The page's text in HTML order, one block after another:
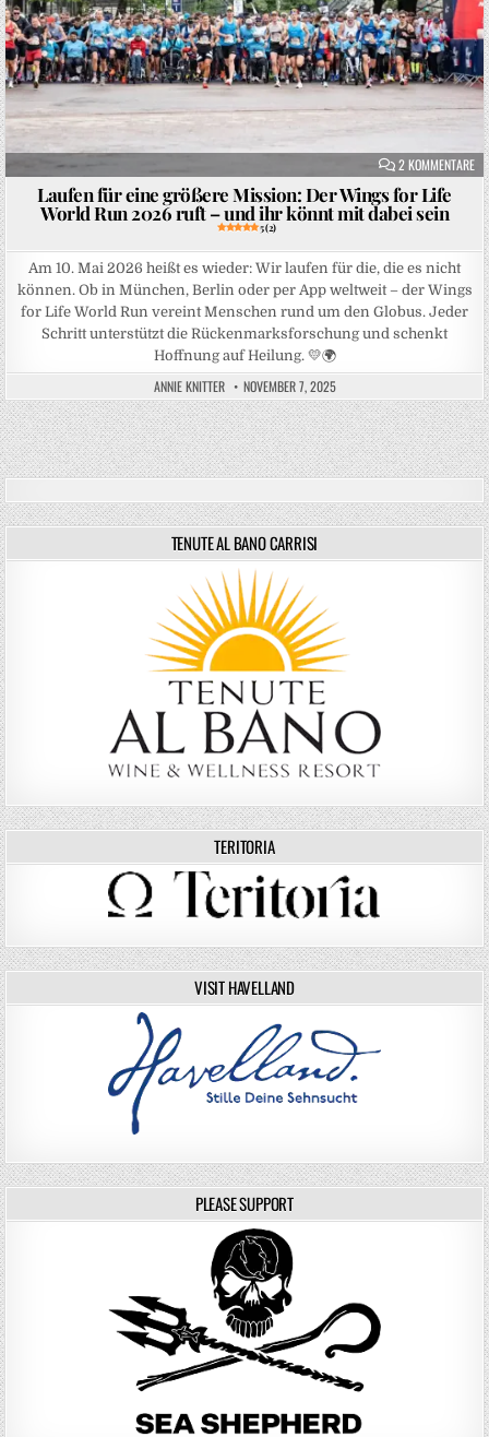
2 KOMMENTAREZU
Laufen für eine größere Mission: Der Wings for Life
World Run 2026 ruft – und ihr könnt mit dabei sein
5 (2)
Am 10. Mai 2026 heißt es wieder: Wir laufen für die, die es nicht
können. Ob in München, Berlin oder per App weltweit – der Wings
for Life World Run vereint Menschen rund um den Globus. Jeder
Schritt unterstützt die Rückenmarksforschung und schenkt
Hoffnung auf Heilung. 💛🌍
ANNIE KNITTER NOVEMBER 7, 2025
TENUTE AL BANO CARRISI
TERITORIA
VISIT HAVELLAND
PLEASE SUPPORT